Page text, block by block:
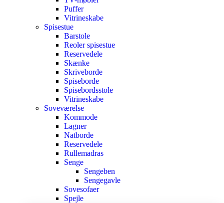
Puffer
Vitrineskabe
Spisestue
Barstole
Reoler spisestue
Reservedele
Skænke
Skriveborde
Spiseborde
Spisebordsstole
Vitrineskabe
Soveværelse
Kommode
Lagner
Natborde
Reservedele
Rullemadras
Senge
Sengeben
Sengegavle
Sovesofaer
Spejle